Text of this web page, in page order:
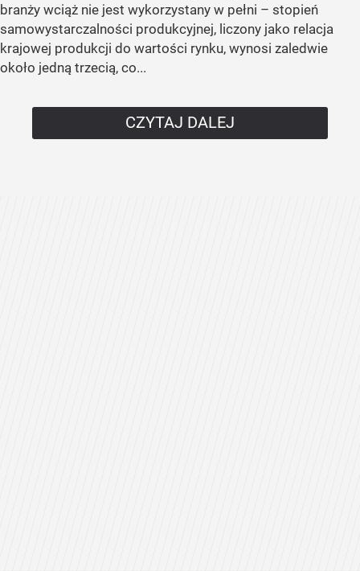
branży wciąż nie jest wykorzystany w pełni – stopień
samowystarczalności produkcyjnej, liczony jako relacja
krajowej produkcji do wartości rynku, wynosi zaledwie
około jedną trzecią, co...
CZYTAJ DALEJ